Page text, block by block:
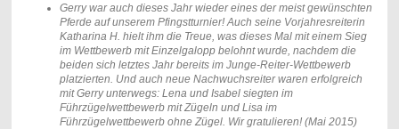
Gerry war auch dieses Jahr wieder eines der meist gewünschten
Pferde auf unserem Pfingstturnier! Auch seine Vorjahresreiterin
Katharina H. hielt ihm die Treue, was dieses Mal mit einem Sieg
im Wettbewerb mit Einzelgalopp belohnt wurde, nachdem die
beiden sich letztes Jahr bereits im Junge-Reiter-Wettbewerb
platzierten. Und auch neue Nachwuchsreiter waren erfolgreich
mit Gerry unterwegs: Lena und Isabel siegten im
Führzügelwettbewerb mit Zügeln und Lisa im
Führzügelwettbewerb ohne Zügel. Wir gratulieren! (Mai 2015)